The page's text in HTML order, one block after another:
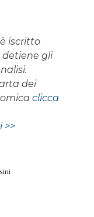
iscritto
detiene gli
dei
clicca
>>